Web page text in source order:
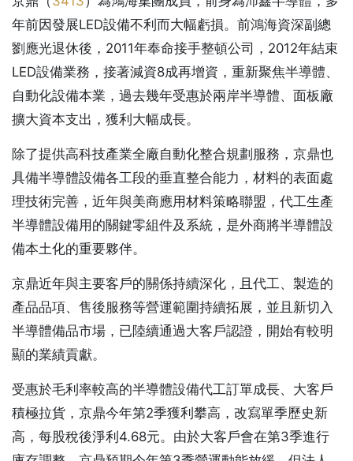
年前因發展LED設備不利而大幅虧損。前鴻海資深副總
劉應光退休後，2011年奉命接手整頓公司，2012年結束
LED設備業務，接著減資8成再增資，重新聚焦半導體、
自動化設備本業，過去幾年受惠於兩岸半導體、面板廠
擴大資本支出，獲利大幅成長。
除了提供高科技產業全廠自動化整合規劃服務，京鼎也
具備半導體設備各工段的垂直整合能力，材料的表面處
理技術完善，近年與美商應用材料策略聯盟，代工生產
半導體設備用的關鍵零組件及系統，是外商將半導體設
備本土化的重要夥伴。
京鼎近年與主要客戶的關係持續深化，且代工、製造的
產品品項、售後服務等營運範圍持續拓展，並且新切入
半導體備品市場，已陸續通過大客戶認證，開始有較明
顯的業績貢獻。
受惠於毛利率較高的半導體設備代工訂單成長、大客戶
積極拉貨，京鼎今年第2季獲利攀高，改寫單季歷史新
高，每股稅後淨利4.68元。由於大客戶會在第3季進行